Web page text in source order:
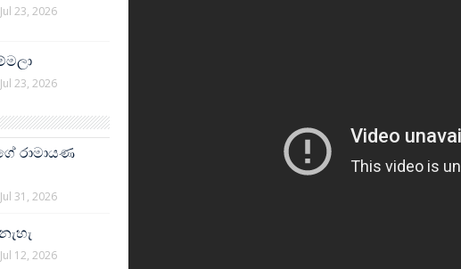
Jul 23, 2026
Jul 23, 2026
රාමායණ
Jul 31, 2026
Jul 12, 2026